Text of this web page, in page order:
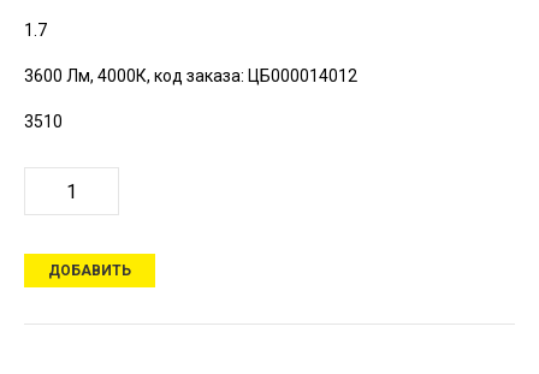
1.7
3600 Лм, 4000К, код заказа: ЦБ000014012
3510
ДОБАВИТЬ